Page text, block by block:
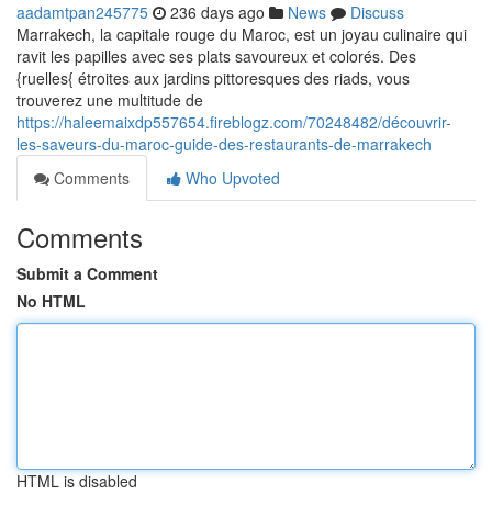
aadamtpan245775 236 days ago News
Discuss
Marrakech, la capitale rouge du Maroc, est un joyau culinaire qui
ravit les papilles avec ses plats savoureux et colorés. Des
{ruelles{ étroites aux jardins pittoresques des riads, vous
trouverez une multitude de
https://haleemaixdp557654.fireblogz.com/70248482/découvrir-
les-saveurs-du-maroc-guide-des-restaurants-de-marrakech
Comments
Who Upvoted
Comments
Submit a Comment
No HTML
HTML is disabled